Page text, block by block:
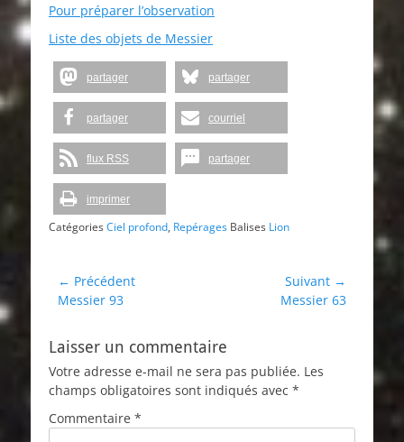
Pour préparer l’observation
Liste des objets de Messier
partager partager
partager courriel
flux RSS partager
imprimer
CatégoriesCiel profond, Repérages Balises Lion
Navigation
de
← Précédent
Article
Messier 93
Suivant →
Messier 63
Laisser un commentaire
Votre adresse e-mail ne sera pas publiée. Les
champs obligatoires sont indiqués avec *
Commentaire *